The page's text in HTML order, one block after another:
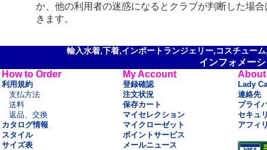
か、他の利用者の迷惑になるとクラブが判断した場
きます。
輸入水着,下着,インポートランジェリー,コスチュー
インフォメー
How to Order
利用規約
支払方法
送料
返品、交換
カタログ情報
スタイル
サイズ表
My Account
登録確認
注文状況
保存カート
マイセレクション
マイクローゼット
ポイントサービス
メールニュース
About
Lady
連絡先
プライ
セキュ
アフィ